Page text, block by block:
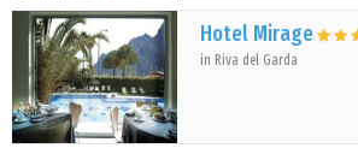
Hotel Mirage
in Riva del Garda